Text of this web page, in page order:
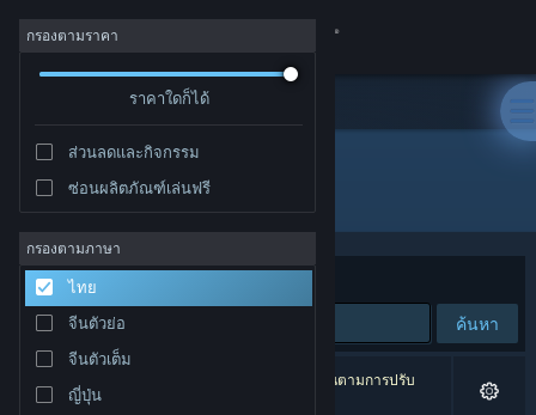
เข้าสู่ระบบ
ชุมชน
เกี่ยวกับ
ฝ่ายสนับสนุน
เปลี่ยนภาษา
กรองตามราคา
ราคาใดก็ได้
ส่วนลดและกิจกรรม
ซ่อนผลิตภัณฑ์เล่นฟรี
กรองตามภาษา
ไทย
จีนตัวย่อ
จีนตัวเต็ม
ญี่ปุ่น
ผู้พัฒนา: Lucy B. Locks
จัดเรียงตาม
ค้นหา
1 ผลลัพธ์ตรงกับที่คุณค้นหา 1 ผลิตภัณฑ์ได้ถูกละเว้นตามการปรับ
แต่งของคุณ